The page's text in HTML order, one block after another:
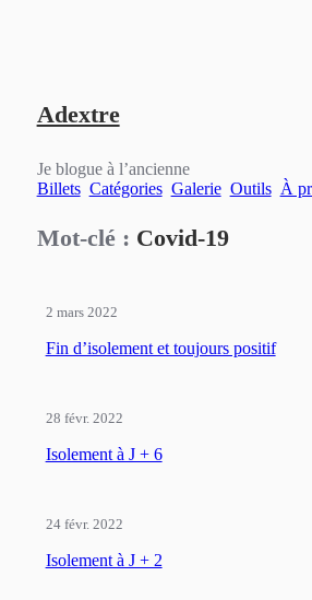
contenuAdextre
Je blogue à l’ancienne
Billets Catégories Galerie Outils À
Mot-clé : Covid-19
Fin d’isolement et toujours positif
2 mars 2022
Isolement à J + 6
28 févr. 2022
Isolement à J + 2
24 févr. 2022